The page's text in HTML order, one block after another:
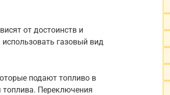
от достоинств и
газовый вид
подают топливо в
Переключения